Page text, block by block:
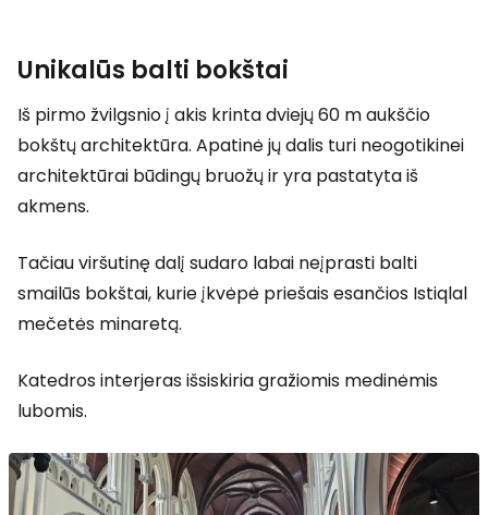
Unikalūs balti bokštai
Iš pirmo žvilgsnio į akis krinta dviejų 60 m aukščio
bokštų architektūra. Apatinė jų dalis turi neogotikinei
architektūrai būdingų bruožų ir yra pastatyta iš
akmens.
Tačiau viršutinę dalį sudaro labai neįprasti balti
smailūs bokštai, kurie įkvėpė priešais esančios Istiqlal
mečetės minaretą.
Katedros interjeras išsiskiria gražiomis medinėmis
lubomis.